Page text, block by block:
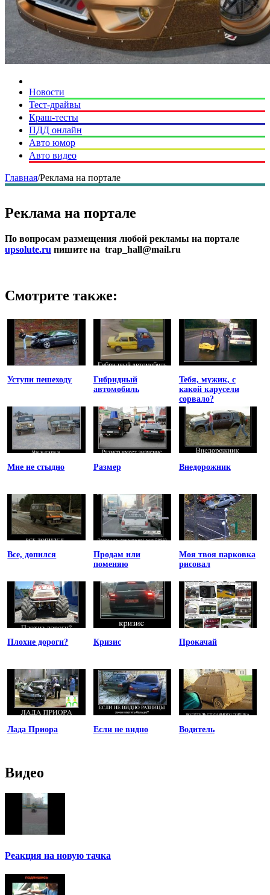
Новости
Тест-драйвы
Краш-тесты
ПДД онлайн
Авто юмор
Авто видео
Главная/Реклама на портале
Реклама на портале
По вопросам размещения любой рекламы на портале
upsolute.ru пишите на trap_hall@mail.ru
Смотрите также:
Уступи пешеходу
Гибридный
автомобиль
Тебя, мужик, с
какой карусели
сорвало?
Мне не стыдно Размер Внедорожник
Все, допился
Продам или
поменяю
Моя твоя парковка
рисовал
Плохие дороги? Кризис Прокачай
Лада Приора Если не видно Водитель
Видео
Реакция на новую тачка